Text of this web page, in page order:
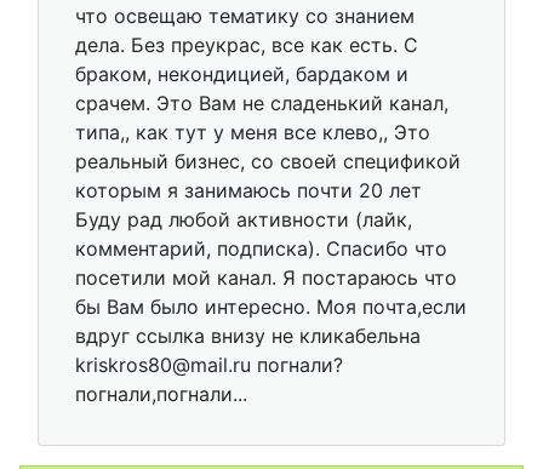
что освещаю тематику со знанием
дела. Без преукрас, все как есть. С
браком, некондицией, бардаком и
срачем. Это Вам не сладенький канал,
типа,, как тут у меня все клево,, Это
реальный бизнес, со своей спецификой
которым я занимаюсь почти 20 лет
Буду рад любой активности (лайк,
комментарий, подписка). Спасибо что
посетили мой канал. Я постараюсь что
бы Вам было интересно. Моя почта,если
вдруг ссылка внизу не кликабельна
kriskros80@mail.ru погнали?
погнали,погнали...